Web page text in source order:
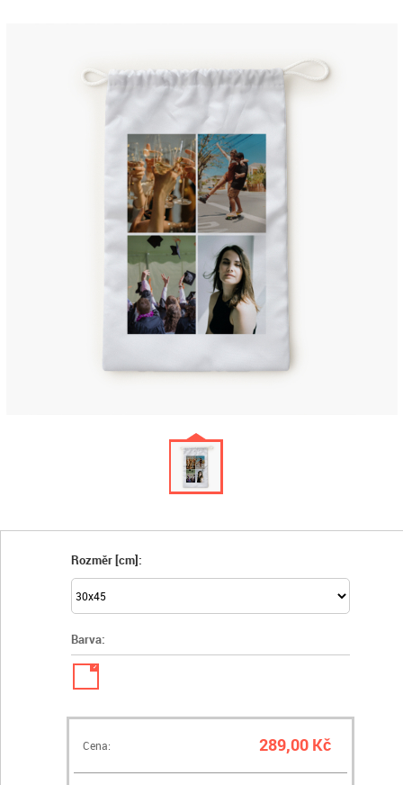
Rozměr [cm]:
Barva:
✓
Cena: 289,00 Kč